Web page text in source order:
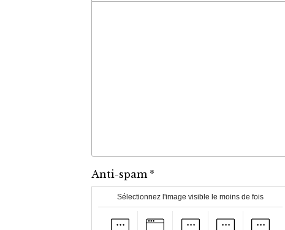
Anti-spam
Sélectionnez l'image visible le moins de fois